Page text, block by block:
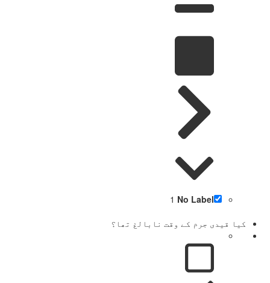
No Label
1
کیا قیدی جرم کے وقت نابالغ تھا؟